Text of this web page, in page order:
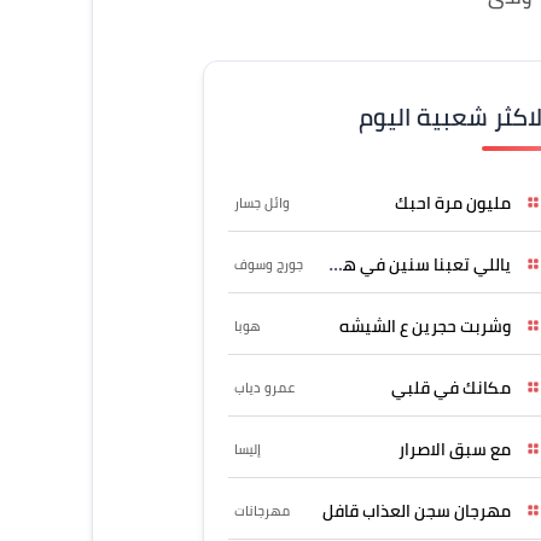
شعبية اليوم
مليون مرة احبك وائل جسار
ياللي تعبنا سنين في هواه جورج وسوف
وشربت حجرين ع الشيشه هوبا
مكانك في قلبي عمرو دياب
مع سبق الاصرار إليسا
مهرجان سجن العذاب قافل مهرجانات